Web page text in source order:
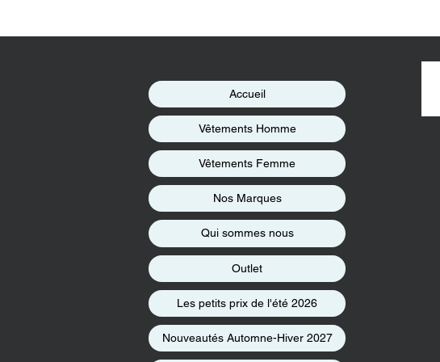
Accueil
Vêtements Homme
Vêtements Femme
Nos Marques
Qui sommes nous
Outlet
Les petits prix de l'été 2026
Nouveautés Automne-Hiver 2027